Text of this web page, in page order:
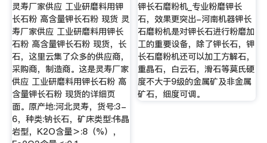
灵寿厂家供应 工业研磨料用钾
长石粉 高含量钾长石粉 现货 灵
寿厂家供应 工业研磨料用钾长
石粉 高含量钾长石粉 现货，长
石，这里云集了众多的供应商，
采购商，制造商。这是灵寿厂家
供应 工业研磨料用钾长石粉 高
含量钾长石粉 现货的详细页
面。原产地:河北灵寿，货号:3-
6，种类:钠长石，矿床类型:伟晶
岩型，K2O含量＞:8（%），
钾长石磨粉机_专业粉磨钾长
石，效果更突出-河南机器钾长
石磨粉机是对钾长石进行粉磨加
工的重要设备，除了钾长石，钾
长石磨粉机还可以加工方解石，
重晶石，白云石，滑石等莫氏硬
度不大于9级的金属矿及非金属
矿石，细度可调。